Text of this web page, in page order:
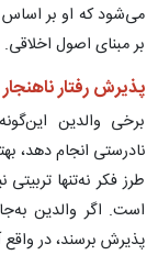
می‌شود که او بر اساس
بر مبنای اصول اخلاقی.
پذیرش رفتار
برخی والدین
نادرستی انجام دهد،
طرز فکر نه‌تنها
است. اگر والدین
پذیرش برسند، در واقع